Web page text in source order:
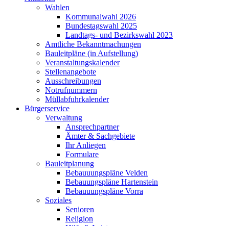
Wahlen
Kommunalwahl 2026
Bundestagswahl 2025
Landtags- und Bezirkswahl 2023
Amtliche Bekanntmachungen
Bauleitpläne (in Aufstellung)
Veranstaltungskalender
Stellenangebote
Ausschreibungen
Notrufnummern
Müllabfuhrkalender
Bürgerservice
Verwaltung
Ansprechpartner
Ämter & Sachgebiete
Ihr Anliegen
Formulare
Bauleitplanung
Bebauuungspläne Velden
Bebauungspläne Hartenstein
Bebauuungspläne Vorra
Soziales
Senioren
Religion